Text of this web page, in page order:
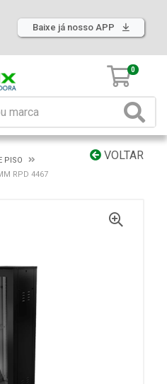
Baixe já nosso APP
0
VOLTAR
PISO
RPD 4467